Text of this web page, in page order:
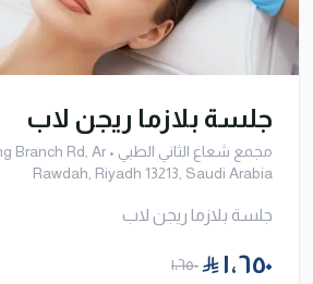
جلسة بلازما ريجن لاب
مجمع شعاع الثاني الطبي •
Branch Rd, Ar
Rawdah, Riyadh 13213, Saudi Arabia
جلسة بلازما ريجن لاب
١٬٦٥٠ ١٬٦٥٠